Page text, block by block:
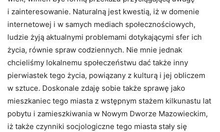
i zainteresowanie. Naturalną jest kwestią, iż w domenie
internetowej i w samych mediach społecznościowych,
ludzie żyją aktualnymi problemami dotykającymi sfer ich
życia, równie spraw codziennych. Nie mnie jednak
chcieliśmy lokalnemu społeczeństwu dać także inny
pierwiastek tego życia, powiązany z kulturą i jej obliczem
w sztuce. Doskonale zdaję sobie także sprawę jako
mieszkaniec tego miasta z wstępnym stażem kilkunastu lat
pobytu i zamieszkiwania w Nowym Dworze Mazowieckim,
iż także czynniki socjologiczne tego miasta stały się